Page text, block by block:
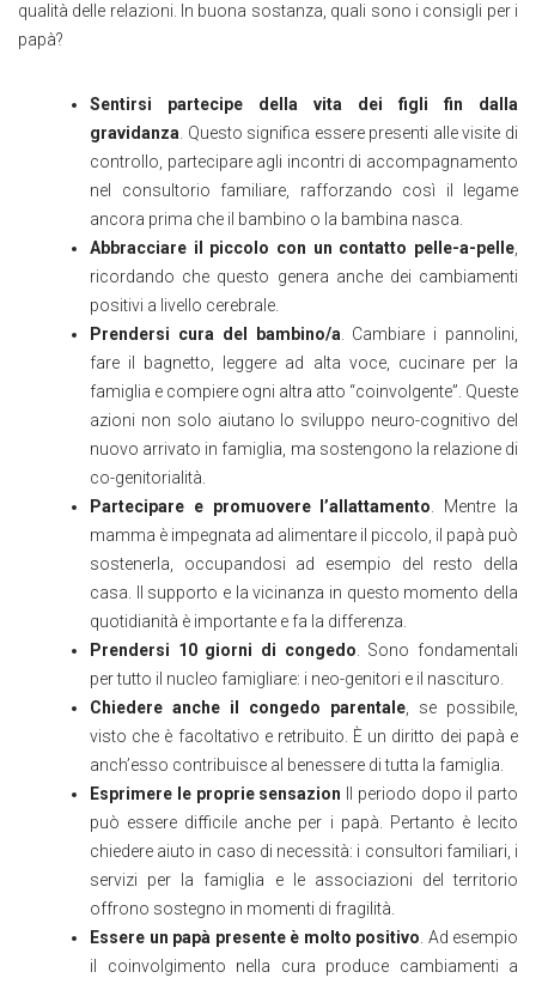
qualità delle relazioni. In buona sostanza, quali sono i consigli per i
papà?
Sentirsi partecipe della vita dei figli fin dalla
gravidanza . Questo significa essere presenti alle visite di
controllo, partecipare agli incontri di accompagnamento
nel consultorio familiare, rafforzando così il legame
ancora prima che il bambino o la bambina nasca.
Abbracciare il piccolo con un contatto pelle-a-pelle
ricordando che questo genera anche dei cambiamenti
positivi a livello cerebrale.
Prendersi cura del bambino/a . Cambiare i pannolini,
fare il bagnetto, leggere ad alta voce, cucinare per la
famiglia e compiere ogni altra atto “coinvolgente”. Queste
azioni non solo aiutano lo sviluppo neuro-cognitivo del
nuovo arrivato in famiglia, ma sostengono la relazione di
co-genitorialità.
Partecipare e promuovere l’allattamento . Mentre la
mamma è impegnata ad alimentare il piccolo, il papà può
sostenerla, occupandosi ad esempio del resto della
casa. Il supporto e la vicinanza in questo momento della
quotidianità è importante e fa la differenza.
Prendersi 10 giorni di congedo . Sono fondamentali
per tutto il nucleo famigliare: i neo-genitori e il nascituro.
Chiedere anche il congedo parentale , se possibile,
visto che è facoltativo e retribuito. È un diritto dei papà e
anch’esso contribuisce al benessere di tutta la famiglia.
Esprimere le proprie sensazion Il periodo dopo il parto
può essere difficile anche per i papà. Pertanto è lecito
chiedere aiuto in caso di necessità: i consultori familiari, i
servizi per la famiglia e le associazioni del territorio
offrono sostegno in momenti di fragilità.
Essere un papà presente è molto positivo . Ad esempio
il coinvolgimento nella cura produce cambiamenti a